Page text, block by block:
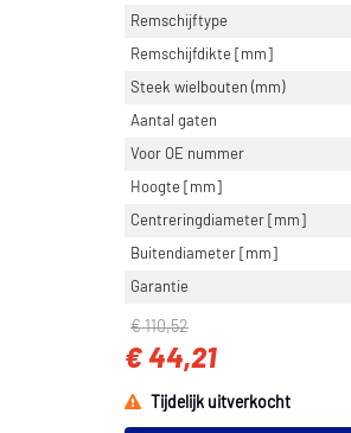
Remschijftype
Remschijfdikte [mm]
Steek wielbouten (mm)
Aantal gaten
Voor OE nummer
Hoogte [mm]
Centreringdiameter [mm]
Buitendiameter [mm]
Garantie
€ 110,52
€ 44,21
Tijdelijk uitverkocht